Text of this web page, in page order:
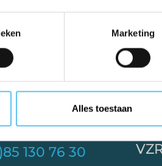
Marketing
Alles toestaan
Netherlands.
130 76 30